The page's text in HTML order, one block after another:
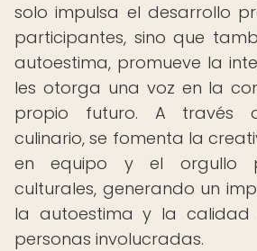
solo impulsa el desarrollo
participantes, sino que
autoestima, promueve la
les otorga una voz en la
propio futuro. A través
culinario, se fomenta la
en equipo y el orgullo
culturales, generando un
la autoestima y la
personas involucradas.